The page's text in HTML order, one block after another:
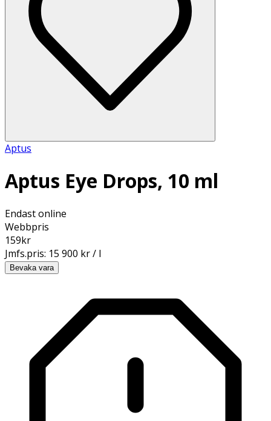
Aptus
Aptus Eye Drops, 10 ml
Endast online
Webbpris
159kr
Jmfs.pris: 15 900 kr / l
Bevaka vara